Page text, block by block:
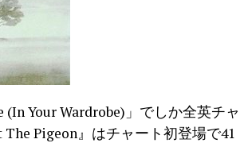
Your Wardrobe)」でしか全英チャ
Pigeon』はチャート初登場で41